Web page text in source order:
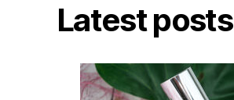
Latest posts